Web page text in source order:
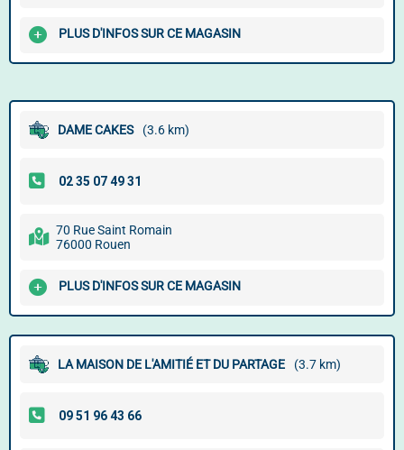
PLUS D'INFOS SUR CE MAGASIN
DAME CAKES (3.6 km)
70 Rue Saint Romain
76000 Rouen
PLUS D'INFOS SUR CE MAGASIN
LA MAISON DE L'AMITIÉ ET DU PARTAGE (3.7 km)